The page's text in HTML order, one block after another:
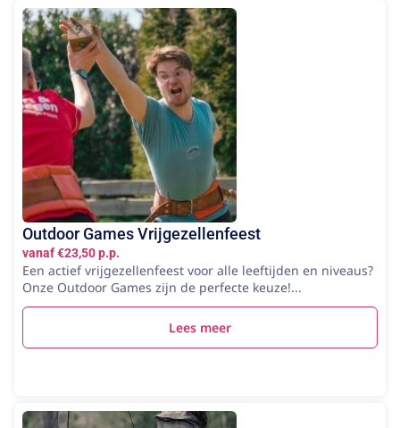
Outdoor Games Vrijgezellenfeest
vanaf €23,50 p.p.
Een actief vrijgezellenfeest voor alle leeftijden en niveaus?
Onze Outdoor Games zijn de perfecte keuze!...
Lees meer